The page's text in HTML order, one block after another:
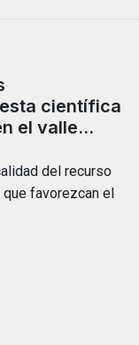
científica
el valle…
del recurso
favorezcan el